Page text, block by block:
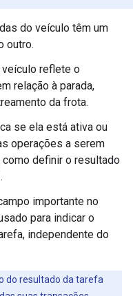
do veículo têm um
outro.
veículo reflete o
relação à parada,
da frota.
se ela está ativa ou
operações a serem
definir o resultado
importante no
para indicar o
independente do
do resultado da tarefa